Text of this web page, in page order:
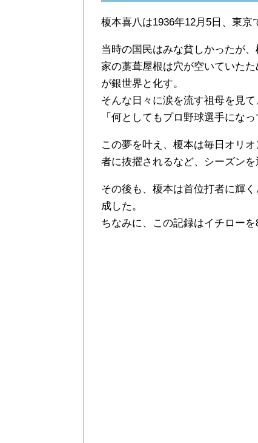
榎本喜八は1936年12月5日、東京
当時の国民はみな貧しかったが、
家の藁葺屋根は穴が空いていた
が銀世界と化す。
そんな日々に涙を流す祖母を見て
「何としてもプロ野球選手にな
この夢を叶え、榎本は毎日オリ
者に抜擢されるなど、シーズン
その後も、榎本は首位打者に輝
成した。
ちなみに、この記録はイチロー